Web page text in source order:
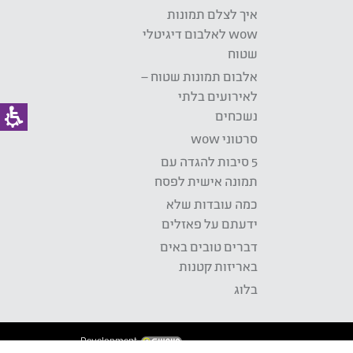
איך לצלם תמונות
wow לאלבום דיגיטלי
שטוח
אלבום תמונות שטוח –
לאירועים בלתי
נשכחים
סרטוני wow
5 סיבות להגדה עם
תמונה אישית לפסח
כמה עובדות שלא
ידעתם על פאזלים
דברים טובים באים
באריזות קטנות
בלוג
Development: